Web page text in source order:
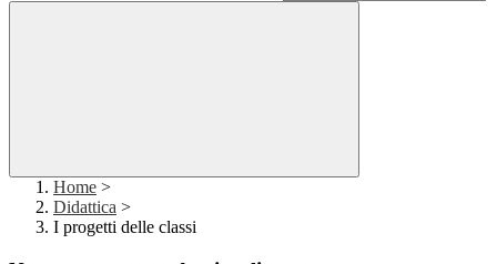
Home >
Didattica >
I progetti delle classi